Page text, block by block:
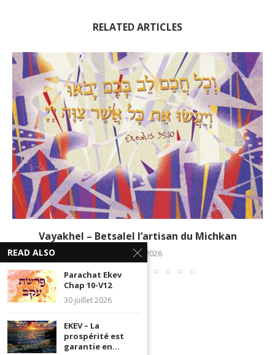
RELATED ARTICLES
Vayakhel – Betsalel l’artisan du Michkan
10 mars 2026
READ ALSO
Parachat Ekev
Chap 10-V12
30 juillet 2026
EKEV – La
prospérité est
garantie en...